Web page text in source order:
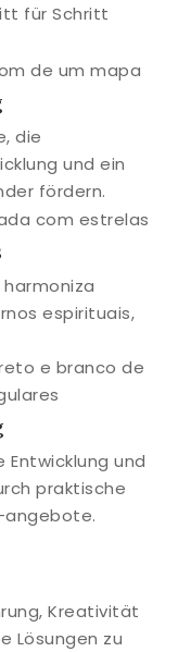
für Schritt
die
und ein
fördern.
espirituais,
Entwicklung und
praktische
angebote.
Kreativität
Lösungen zu